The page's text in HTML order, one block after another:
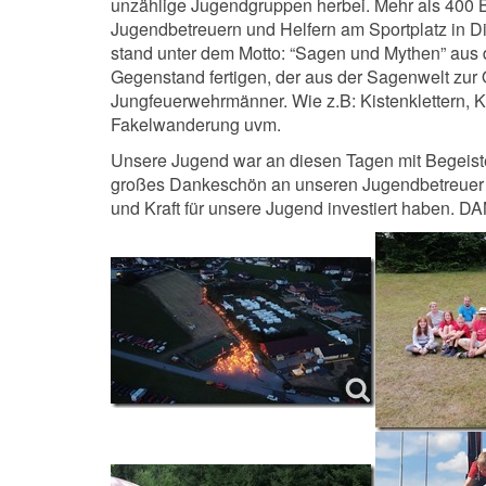
Jugendbetreuern und Helfern am Sportplatz in
stand unter dem Motto: “Sagen und Mythen”
Gegenstand fertigen, der aus der Sagenwelt
Jungfeuerwehrmänner. Wie z.B: Kistenklettern,
Fakelwanderung uvm.
Unsere Jugend war an diesen Tagen mit
großes Dankeschön an unseren
und Kraft für unsere Jugend investiert haben.